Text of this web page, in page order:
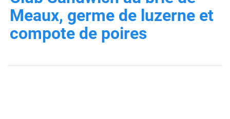
Meaux, germe de luzerne et
compote de poires